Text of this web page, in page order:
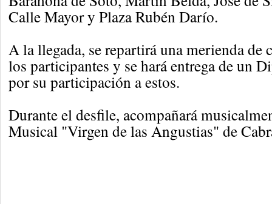
Calle Mayor y Plaza Rubén Darío.
A la llegada, se repartirá una merienda de
los participantes y se hará entrega de un
por su participación a estos.
Durante el desfile, acompañará
Musical "Virgen de las Angustias" de